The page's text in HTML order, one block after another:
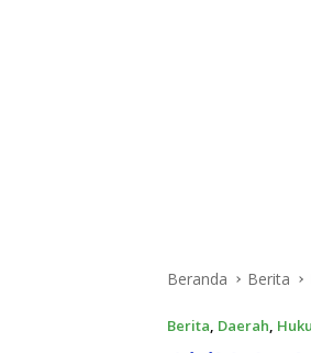
Beranda Berita
Berita, Daerah,